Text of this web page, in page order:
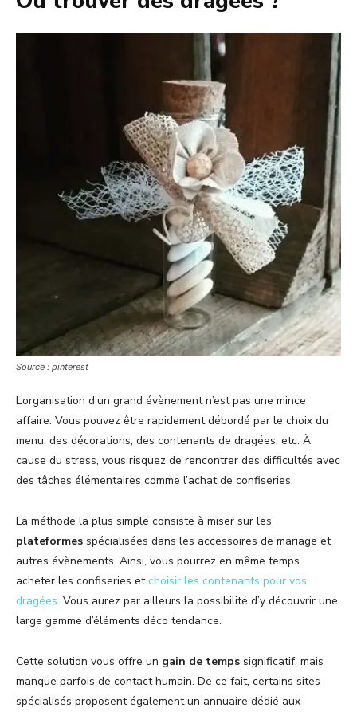
Source : pinterest
L’organisation d’un grand évènement n’est pas une mince
affaire. Vous pouvez être rapidement débordé par le choix du
menu, des décorations, des contenants de dragées, etc. À
cause du stress, vous risquez de rencontrer des difficultés avec
des tâches élémentaires comme l’achat de confiseries.
La méthode la plus simple consiste à miser sur les
plateformes spécialisées dans les accessoires de mariage et
autres évènements. Ainsi, vous pourrez en même temps
acheter les confiseries etchoisir les contenants pour vos
dragées. Vous aurez par ailleurs la possibilité d’y découvrir une
large gamme d’éléments déco tendance.
Cette solution vous offre un gain de temps significatif, mais
manque parfois de contact humain. De ce fait, certains sites
spécialisés proposent également un annuaire dédié aux